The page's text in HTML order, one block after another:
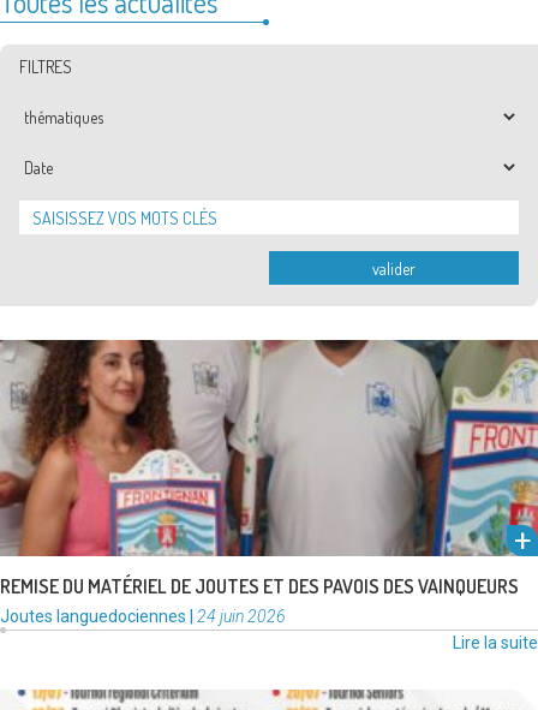
FILTRES
Thématiques
Date
valider
En amont du lancement de la saison des joutes à Frontignan la
Peyrade, la municipalité a fait fabriquer puis remis …
Lire la suite
REMISE DU MATÉRIEL DE JOUTES ET DES PAVOIS DES VAINQUEURS
Catégories
Joutes languedociennes
Publié
24 juin 2026
Lire la suite
Les joutes languedociennes font partie de ces traditions qui, en raison